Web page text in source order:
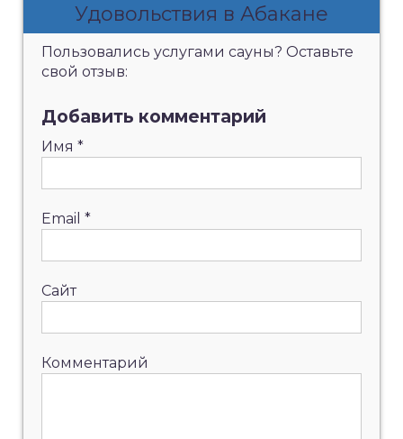
Удовольствия в Абакане
Пользовались услугами сауны? Оставьте
свой отзыв:
Добавить комментарий
Имя *
Email *
Сайт
Комментарий